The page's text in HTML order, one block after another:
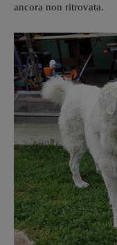
ancora non ritrovata.